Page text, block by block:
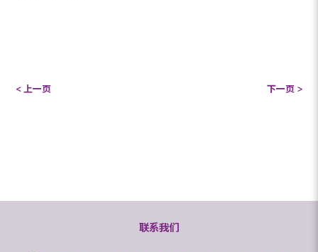
< 上一页 下一页 >
联系我们